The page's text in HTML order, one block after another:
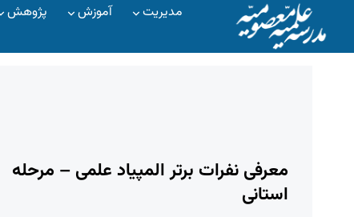
مدیریت آموزش پژوهش
معرفی نفرات برتر المپیاد علمی – مرحله
استانی